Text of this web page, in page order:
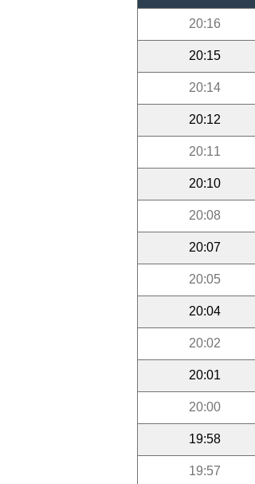
20:16
20:15
20:14
20:12
20:11
20:10
20:08
20:07
20:05
20:04
20:02
20:01
20:00
19:58
19:57